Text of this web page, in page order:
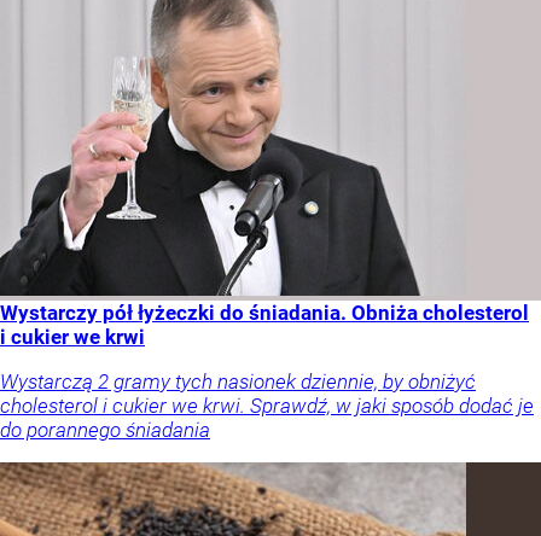
Wystarczy pół łyżeczki do śniadania. Obniża cholesterol
i cukier we krwi
Wystarczą 2 gramy tych nasionek dziennie, by obniżyć
cholesterol i cukier we krwi. Sprawdź, w jaki sposób dodać je
do porannego śniadania